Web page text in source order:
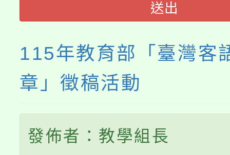
心理、諮商輔導、社會
系所師生報名參加。
送出
115年教育部「臺灣客
章」徵稿活動
發佈者：教學組長